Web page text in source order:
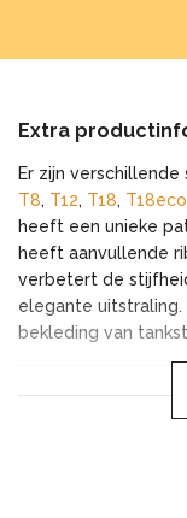
Extra
Er zijn
T8, T12, T18, T18eco
heeft een unieke
heeft aanvullende
verbetert de
elegante
bekleding van